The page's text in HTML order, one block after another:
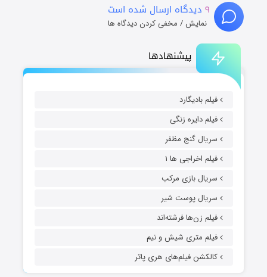
پیشنهادها
فیلم بادیگارد
فیلم دایره زنگی
سریال گنج مظفر
فیلم اخراجی ها ۱
سریال بازی مرکب
سریال پوست شیر
فیلم زن‌ها فرشته‌اند
فیلم متری شیش و نیم
کالکشن فیلم‌های هری پاتر
۹ دیدگاه ارسال شده است
نمایش / مخفی کردن دیدگاه ها